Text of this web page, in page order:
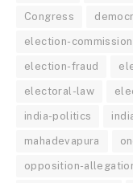
Congress
election-commission
election-fraud
electoral-law
india-politics
mahadevapura
opposition-